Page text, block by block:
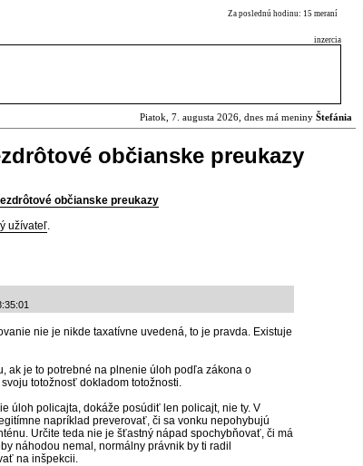
Za poslednú hodinu: 15 meraní
inzercia
Piatok, 7. augusta 2026, dnes má meniny Štefánia
občianske preukazy
občianske preukazy
užívateľ.
nie je nikde taxatívne uvedená, to je pravda. Existuje
ak je to potrebné na plnenie úloh podľa zákona o
totožnosť dokladom totožnosti.
úloh policajta, dokáže posúdiť len policajt, nie ty. V
napríklad preverovať, či sa vonku nepohybujú
Určite teda nie je šťastný nápad spochybňovať, či má
náhodou nemal, normálny právnik by ti radil
na inšpekcii.